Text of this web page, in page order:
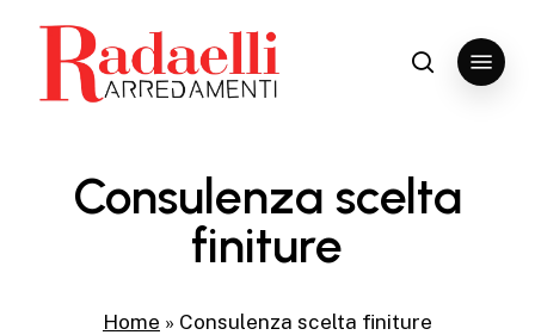
content
search
Menu
Consulenza scelta
finiture
Home » Consulenza scelta finiture
Close